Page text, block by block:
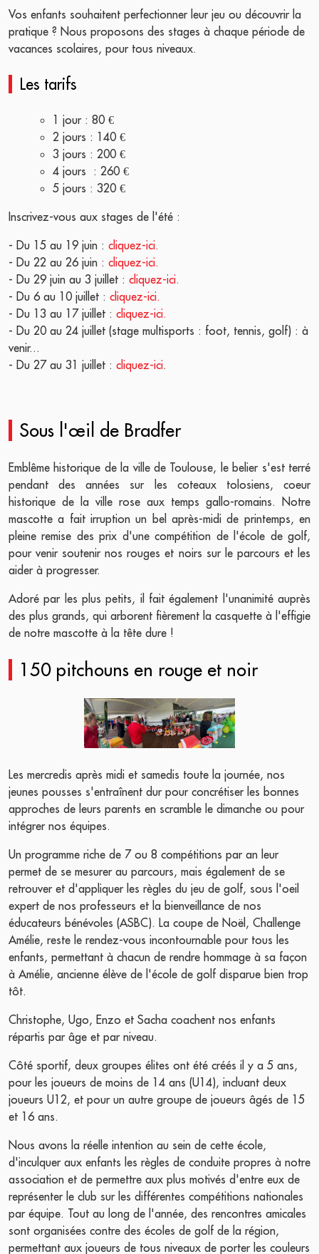
Vos enfants souhaitent perfectionner leur jeu ou découvrir la
pratique ? Nous proposons des stages à chaque période de
vacances scolaires, pour tous niveaux.
Les tarifs
1 jour : 80 €
2 jours : 140 €
3 jours : 200 €
4 jours : 260 €
5 jours : 320 €
Inscrivez-vous aux stages de l'été :
- Du 15 au 19 juin : cliquez-ici.
- Du 22 au 26 juin : cliquez-ici.
- Du 29 juin au 3 juillet : cliquez-ici.
- Du 6 au 10 juillet : cliquez-ici.
- Du 13 au 17 juillet : cliquez-ici.
- Du 20 au 24 juillet (stage multisports : foot, tennis, golf) : à
venir...
- Du 27 au 31 juillet : cliquez-ici.
Sous l'œil de Bradfer
Emblême historique de la ville de Toulouse, le belier s'est terré
pendant des années sur les coteaux tolosiens, coeur
historique de la ville rose aux temps gallo-romains. Notre
mascotte a fait irruption un bel après-midi de printemps, en
pleine remise des prix d'une compétition de l'école de golf,
pour venir soutenir nos rouges et noirs sur le parcours et les
aider à progresser.
Adoré par les plus petits, il fait également l'unanimité auprès
des plus grands, qui arborent fièrement la casquette à l'effigie
de notre mascotte à la tête dure !
150 pitchouns en rouge et noir
Les mercredis après midi et samedis toute la journée, nos
jeunes pousses s'entraînent dur pour concrétiser les bonnes
approches de leurs parents en scramble le dimanche ou pour
intégrer nos équipes.
Un programme riche de 7 ou 8 compétitions par an leur
permet de se mesurer au parcours, mais également de se
retrouver et d'appliquer les règles du jeu de golf, sous l'oeil
expert de nos professeurs et la bienveillance de nos
éducateurs bénévoles (ASBC). La coupe de Noël, Challenge
Amélie, reste le rendez-vous incontournable pour tous les
enfants, permettant à chacun de rendre hommage à sa façon
à Amélie, ancienne élève de l'école de golf disparue bien trop
tôt.
Christophe, Ugo, Enzo et Sacha coachent nos enfants
répartis par âge et par niveau.
Côté sportif, deux groupes élites ont été créés il y a 5 ans,
pour les joueurs de moins de 14 ans (U14), incluant deux
joueurs U12, et pour un autre groupe de joueurs âgés de 15
et 16 ans.
Nous avons la réelle intention au sein de cette école,
d'inculquer aux enfants les règles de conduite propres à notre
association et de permettre aux plus motivés d'entre eux de
représenter le club sur les différentes compétitions nationales
par équipe. Tout au long de l'année, des rencontres amicales
sont organisées contre des écoles de golf de la région,
permettant aux joueurs de tous niveaux de porter les couleurs